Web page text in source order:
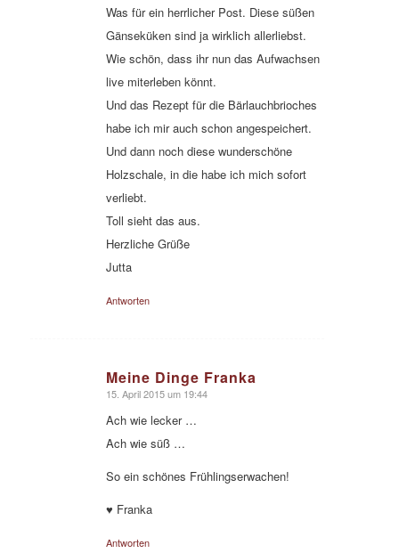
Was für ein herrlicher Post. Diese süßen
Gänseküken sind ja wirklich allerliebst.
Wie schön, dass ihr nun das Aufwachsen
live miterleben könnt.
Und das Rezept für die Bärlauchbrioches
habe ich mir auch schon angespeichert.
Und dann noch diese wunderschöne
Holzschale, in die habe ich mich sofort
verliebt.
Toll sieht das aus.
Herzliche Grüße
Jutta
Antworten
Meine Dinge Franka
sagte:
15. April 2015 um 19:44
Ach wie lecker …
Ach wie süß …
So ein schönes Frühlingserwachen!
♥ Franka
Antworten